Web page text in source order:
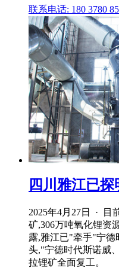
联系电话: 180 3780
四川雅江已
2025年4月27日 · 目
矿,306万吨氧化锂资
露,雅江已"牵手"宁德
头,"宁德时代斯诺威
拉锂矿全面复工。